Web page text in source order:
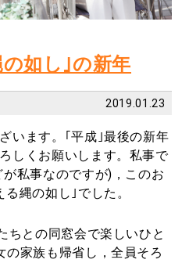
如し｣の新年
2019.01.23
います。｢平成｣最後の新年
しくお願いします。私事で
私事なのですが)，このお
縄の如し｣でした。
ちとの同窓会で楽しいひと
の家族も帰省し，全員そろ